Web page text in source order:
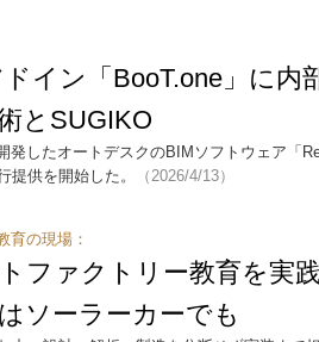
ドイン「BooT.one」に
とSUGIKO
発したオートデスクのBIMソフトウェア「
提供を開始した。
（2026/4/13）
育の現場：
ファクトリー教育を実
ソーラーカーでも